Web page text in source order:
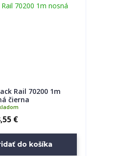
Rail 70200 1m
čierna
€
do košíka